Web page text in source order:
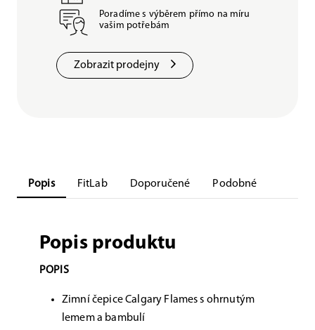
Poradíme s výběrem přímo na míru
vašim potřebám
Zobrazit prodejny
Popis FitLab Doporučené Podobné
Popis produktu
POPIS
Zimní čepice Calgary Flames s ohrnutým
lemem a bambulí